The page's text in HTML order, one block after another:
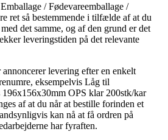
/ Fødevareemballage /
ret så bestemmende i tilfælde af at du
det samme, og af den grund er det
leveringstiden på det relevante
levering efter en enkelt
eksempelvis Låg til
OPS klar 200stk/kar
af at du når at bestille forinden et
kan nå at få ordren på
har fyraften.